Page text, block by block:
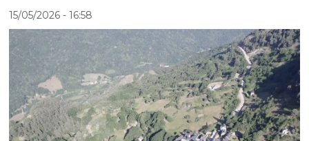
15/05/2026- 16:58